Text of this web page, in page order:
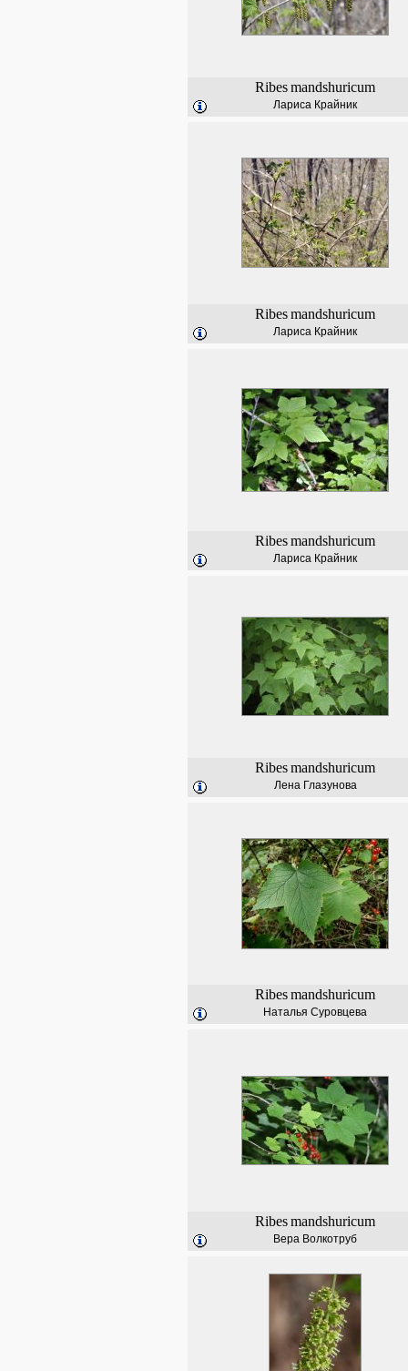
Ribesmandshuricum
Лариса Крайник
Ribesmandshuricum
Лариса Крайник
Ribesmandshuricum
Лариса Крайник
Ribesmandshuricum
Лена Глазунова
Ribesmandshuricum
Наталья Суровцева
Ribesmandshuricum
Вера Волкотруб